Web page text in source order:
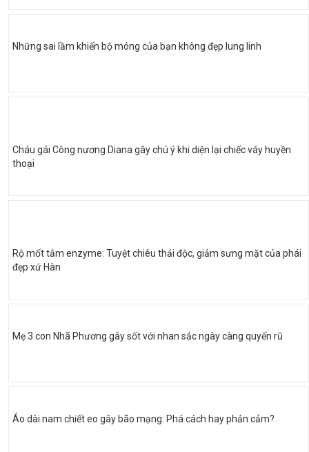
Những sai lầm khiến bộ móng của bạn không đẹp lung linh
Cháu gái Công nương Diana gây chú ý khi diện lại chiếc váy huyền
thoại
Rộ mốt tắm enzyme: Tuyệt chiêu thải độc, giảm sưng mặt của phái
đẹp xứ Hàn
Mẹ 3 con Nhã Phương gây sốt với nhan sắc ngày càng quyến rũ
Áo dài nam chiết eo gây bão mạng: Phá cách hay phản cảm?